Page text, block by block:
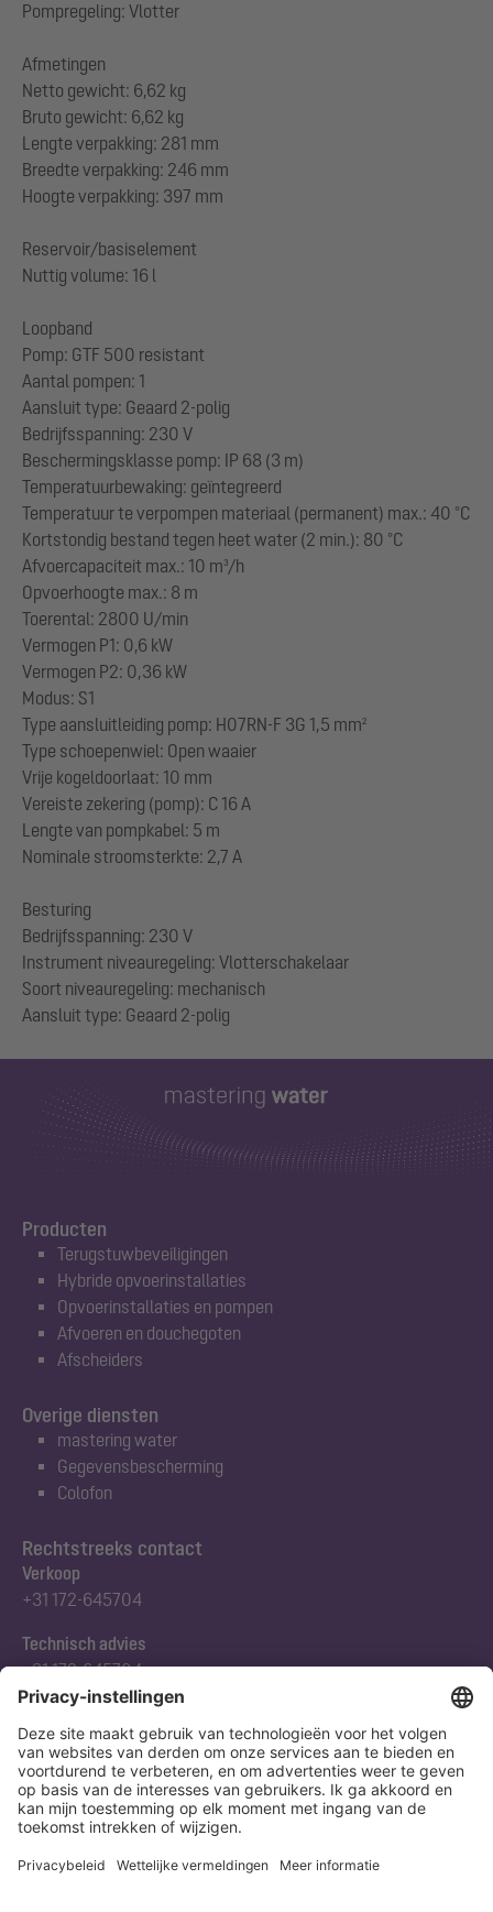
Pompregeling: Vlotter
Afmetingen
Netto gewicht: 6,62 kg
Bruto gewicht: 6,62 kg
Lengte verpakking: 281 mm
Breedte verpakking: 246 mm
Hoogte verpakking: 397 mm
Reservoir/basiselement
Nuttig volume: 16 l
Loopband
Pomp: GTF 500 resistant
Aantal pompen: 1
Aansluit type: Geaard 2-polig
Bedrijfsspanning: 230 V
Beschermingsklasse pomp: IP 68 (3 m)
Temperatuurbewaking: geïntegreerd
Temperatuur te verpompen materiaal (permanent) max.: 40 °C
Kortstondig bestand tegen heet water (2 min.): 80 °C
Afvoercapaciteit max.: 10 m³/h
Opvoerhoogte max.: 8 m
Toerental: 2800 U/min
Vermogen P1: 0,6 kW
Vermogen P2: 0,36 kW
Modus: S1
Type aansluitleiding pomp: H07RN-F 3G 1,5 mm²
Type schoepenwiel: Open waaier
Vrije kogeldoorlaat: 10 mm
Vereiste zekering (pomp): C 16 A
Lengte van pompkabel: 5 m
Nominale stroomsterkte: 2,7 A
Besturing
Bedrijfsspanning: 230 V
Instrument niveauregeling: Vlotterschakelaar
Soort niveauregeling: mechanisch
Producten
Terugstuwbeveiligingen
Hybride opvoerinstallaties
Opvoerinstallaties en pompen
Afvoeren en douchegoten
Afscheiders
Rechtstreeks contact
Verkoop
+31 172-645704
Technisch advies
+31 172-645704
Abonneert u zich op onze nieuwsbrief
Nu aanmelden
Overige diensten
mastering water
Gegevensbescherming
Colofon